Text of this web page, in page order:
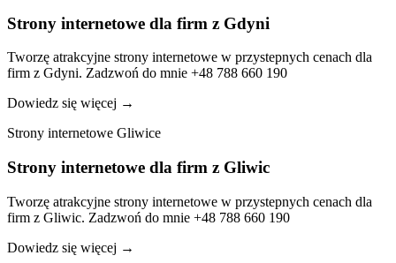
Strony internetowe dla firm z Gdyni
Tworzę atrakcyjne strony internetowe w przystepnych cenach dla
firm z Gdyni. Zadzwoń do mnie +48 788 660 190
Dowiedz się więcej →
Strony internetowe Gliwice
Strony internetowe dla firm z Gliwic
Tworzę atrakcyjne strony internetowe w przystepnych cenach dla
firm z Gliwic. Zadzwoń do mnie +48 788 660 190
Dowiedz się więcej →